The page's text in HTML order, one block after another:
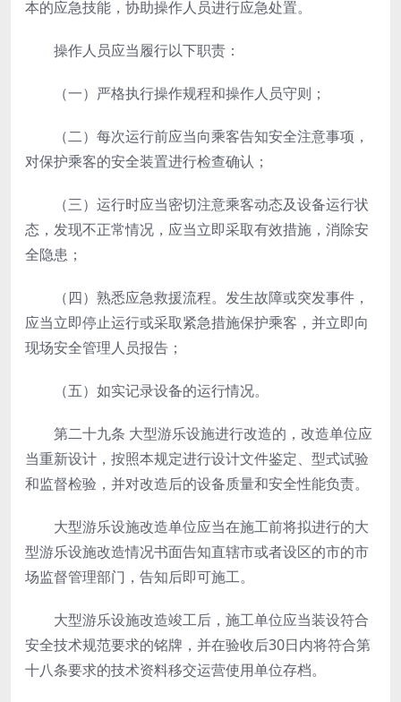
本的应急技能，协助操作人员进行应急处置。
操作人员应当履行以下职责：
（一）严格执行操作规程和操作人员守则；
（二）每次运行前应当向乘客告知安全注意事项，
对保护乘客的安全装置进行检查确认；
（三）运行时应当密切注意乘客动态及设备运行状
态，发现不正常情况，应当立即采取有效措施，消除安
全隐患；
（四）熟悉应急救援流程。发生故障或突发事件，
应当立即停止运行或采取紧急措施保护乘客，并立即向
现场安全管理人员报告；
（五）如实记录设备的运行情况。
第二十九条 大型游乐设施进行改造的，改造单位应
当重新设计，按照本规定进行设计文件鉴定、型式试验
和监督检验，并对改造后的设备质量和安全性能负责。
大型游乐设施改造单位应当在施工前将拟进行的大
型游乐设施改造情况书面告知直辖市或者设区的市的市
场监督管理部门，告知后即可施工。
大型游乐设施改造竣工后，施工单位应当装设符合
安全技术规范要求的铭牌，并在验收后30日内将符合第
十八条要求的技术资料移交运营使用单位存档。